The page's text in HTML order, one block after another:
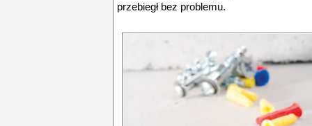
przebiegł bez problemu.